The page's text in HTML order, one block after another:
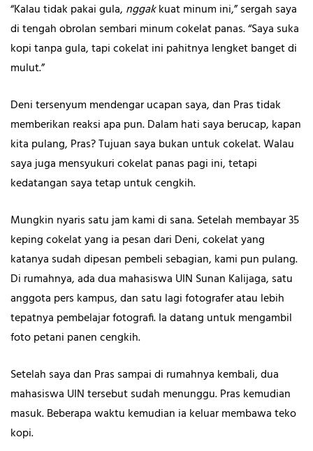
“Kalau tidak pakai gula, nggakkuat minum ini,” sergah saya
di tengah obrolan sembari minum cokelat panas. “Saya suka
kopi tanpa gula, tapi cokelat ini pahitnya lengket banget di
mulut.”
Deni tersenyum mendengar ucapan saya, dan Pras tidak
memberikan reaksi apa pun. Dalam hati saya berucap, kapan
kita pulang, Pras? Tujuan saya bukan untuk cokelat. Walau
saya juga mensyukuri cokelat panas pagi ini, tetapi
kedatangan saya tetap untuk cengkih.
Mungkin nyaris satu jam kami di sana. Setelah membayar 35
keping cokelat yang ia pesan dari Deni, cokelat yang
katanya sudah dipesan pembeli sebagian, kami pun pulang.
Di rumahnya, ada dua mahasiswa UIN Sunan Kalijaga, satu
anggota pers kampus, dan satu lagi fotografer atau lebih
tepatnya pembelajar fotografi. Ia datang untuk mengambil
foto petani panen cengkih.
Setelah saya dan Pras sampai di rumahnya kembali, dua
mahasiswa UIN tersebut sudah menunggu. Pras kemudian
masuk. Beberapa waktu kemudian ia keluar membawa teko
kopi.